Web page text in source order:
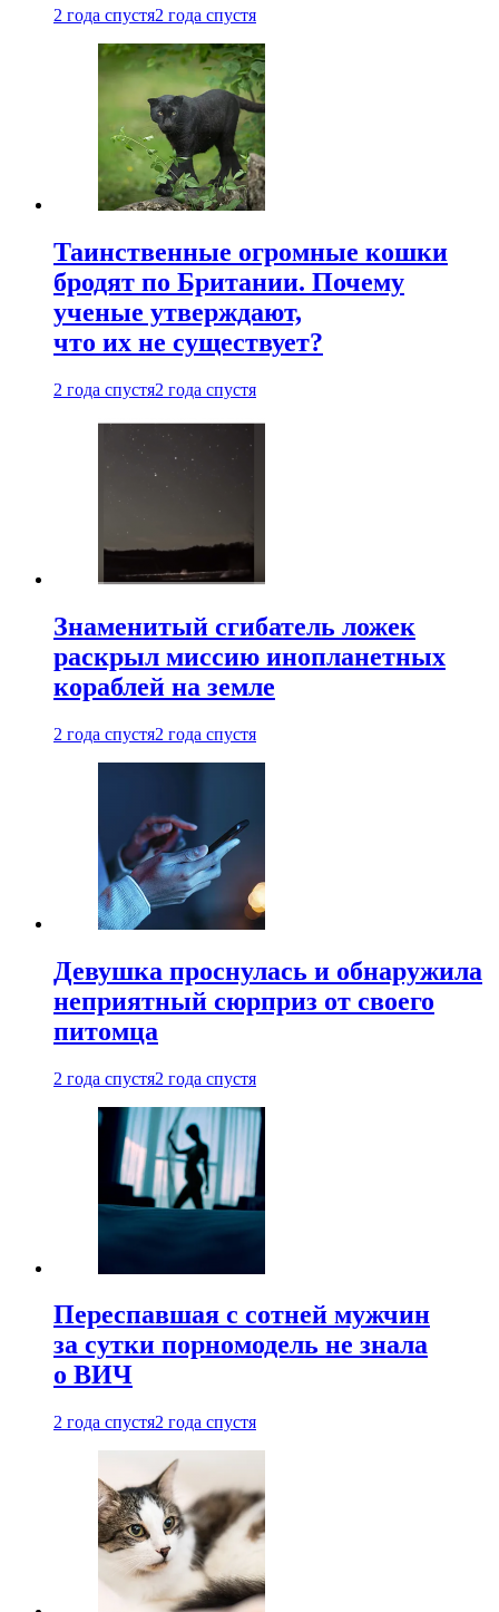
2 года спустя2 года спустя
Таинственные огромные кошки
бродят по Британии. Почему
ученые утверждают,
что их не существует?
2 года спустя2 года спустя
Знаменитый сгибатель ложек
раскрыл миссию инопланетных
кораблей на земле
2 года спустя2 года спустя
Девушка проснулась и обнаружила
неприятный сюрприз от своего
питомца
2 года спустя2 года спустя
Переспавшая с сотней мужчин
за сутки порномодель не знала
о ВИЧ
2 года спустя2 года спустя